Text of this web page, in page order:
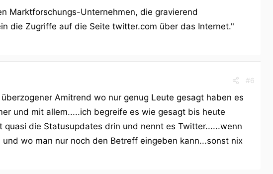
Marktforschungs-Unternehmen, die gravierend
die Zugriffe auf die Seite twitter.com über das Internet."
#6
Amitrend wo nur genug Leute gesagt haben es
und mit allem.....ich begreife es wie gesagt bis heute
die Statusupdates drin und nennt es Twitter......wenn
wo man nur noch den Betreff eingeben kann...sonst nix